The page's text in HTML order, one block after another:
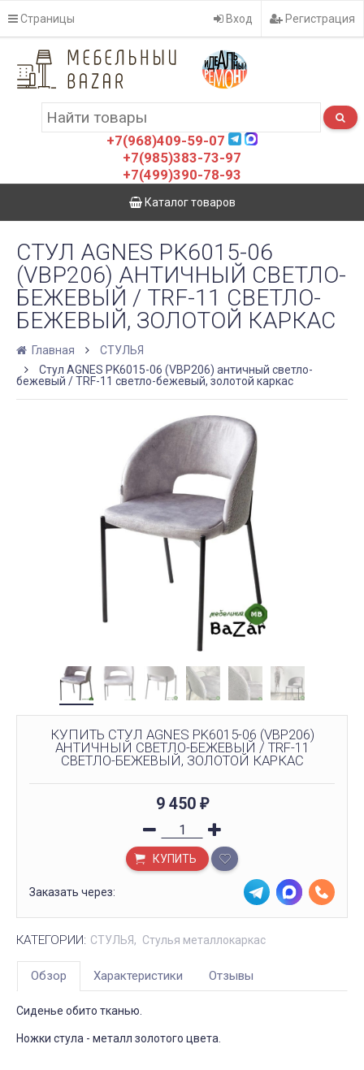
Страницы Вход Регистрация
+7(968)409-59-07
+7(985)383-73-97
+7(499)390-78-93
Каталог товаров
СТУЛ AGNES PK6015-06
(VBP206) АНТИЧНЫЙ СВЕТЛО-
БЕЖЕВЫЙ / TRF-11 СВЕТЛО-
БЕЖЕВЫЙ, ЗОЛОТОЙ КАРКАС
Главная
СТУЛЬЯ
Стул AGNES PK6015-06 (VBP206) античный светло-
бежевый / TRF-11 светло-бежевый, золотой каркас
КУПИТЬ СТУЛ AGNES PK6015-06 (VBP206)
АНТИЧНЫЙ СВЕТЛО-БЕЖЕВЫЙ / TRF-11
СВЕТЛО-БЕЖЕВЫЙ, ЗОЛОТОЙ КАРКАС
9 450 ₽
КУПИТЬ
Заказать через:
КАТЕГОРИИ: СТУЛЬЯ Стулья металлокаркас
Обзор Характеристики Отзывы
Сиденье обито тканью.
Ножки стула - металл золотого цвета.